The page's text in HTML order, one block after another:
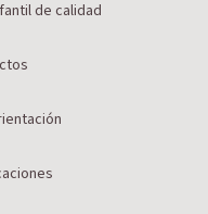
de calidad